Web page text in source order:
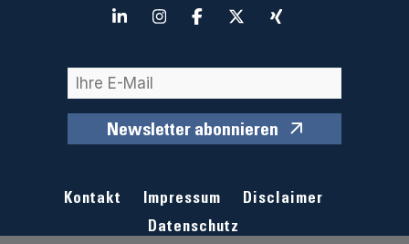
Newsletter abonnieren
Kontakt Impressum
Disclaimer
Datenschutz